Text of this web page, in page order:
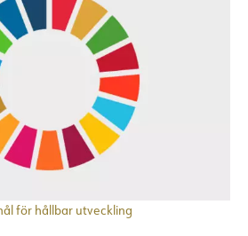
för hållbar utveckling